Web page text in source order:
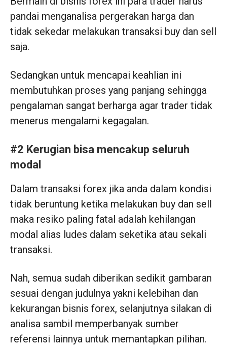
pandai menganalisa pergerakan harga dan
tidak sekedar melakukan transaksi buy dan sell
saja.
Sedangkan untuk mencapai keahlian ini
membutuhkan proses yang panjang sehingga
pengalaman sangat berharga agar trader tidak
menerus mengalami kegagalan.
#2 Kerugian bisa mencakup seluruh
modal
Dalam transaksi forex jika anda dalam kondisi
tidak beruntung ketika melakukan buy dan sell
maka resiko paling fatal adalah kehilangan
modal alias ludes dalam seketika atau sekali
transaksi.
Nah, semua sudah diberikan sedikit gambaran
sesuai dengan judulnya yakni kelebihan dan
kekurangan bisnis forex, selanjutnya silakan di
analisa sambil memperbanyak sumber
referensi lainnya untuk memantapkan pilihan.